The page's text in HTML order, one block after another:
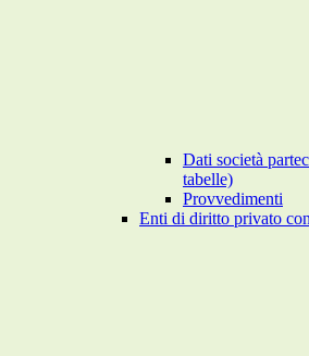
Dati società
tabelle)
Provvedimenti
Enti di diritto privato